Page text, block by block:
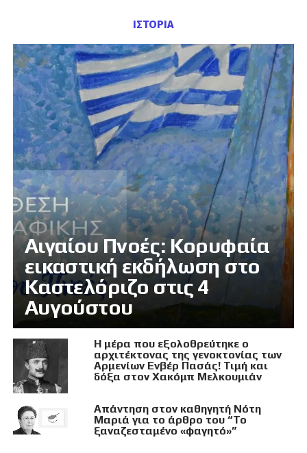
ΙΣΤΟΡΙΑ
Αιγαίου Πνοές: Κορυφαία
εικαστική εκδήλωση στο
Καστελόριζο στις 4
Αυγούστου
Η μέρα που εξολοθρεύτηκε ο
αρχιτέκτονας της γενοκτονίας των
Αρμενίων Ενβέρ Πασάς! Τιμή και
δόξα στον Χακόμπ Μελκουμιάν
Απάντηση στον καθηγητή Νότη
Μαριά για το άρθρο του “Το
ξαναζεσταμένο «φαγητό»”